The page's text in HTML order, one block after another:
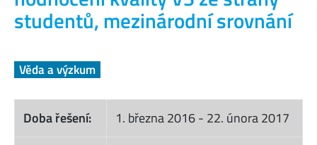
studentů, mezinárodní srovnání
Věda a výzkum
Doba řešení: 1. března 2016- 22. února 2017